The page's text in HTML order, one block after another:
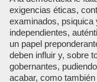
exigencias éticas,
examinados, psiquica
independientes,
un papel
deben influir y, sobre
gobernantes,
acabar, como